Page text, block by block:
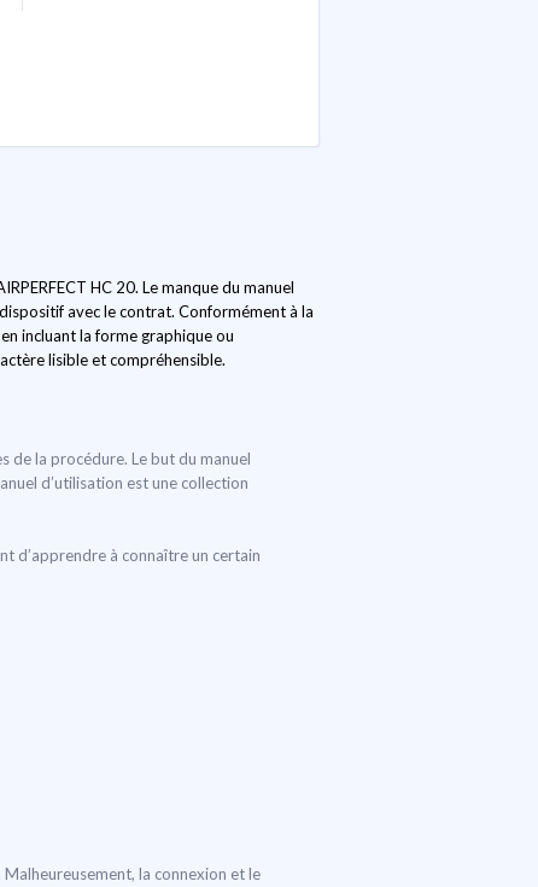
HC 20. Le manque du manuel
avec le contrat. Conformément à la
incluant la forme graphique ou
lisible et compréhensible.
de la procédure. Le but du manuel
d’utilisation est une collection
d’apprendre à connaître un certain
la connexion et le